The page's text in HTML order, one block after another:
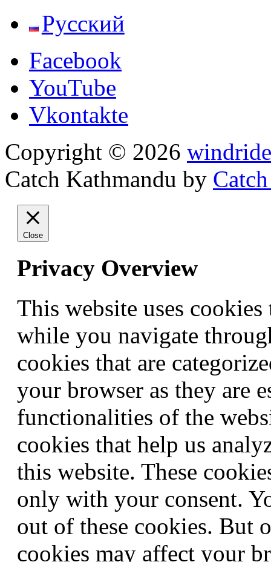
Русский
Facebook
YouTube
Vkontakte
Copyright © 2026
Catch Kathmandu by
вверх
Close
Privacy Overview
This website uses
while you navigate
cookies that are
your browser as they are
functionalities of the
cookies that help us
this website. These
only with your consent.
out of these cookies. But
cookies may affect your